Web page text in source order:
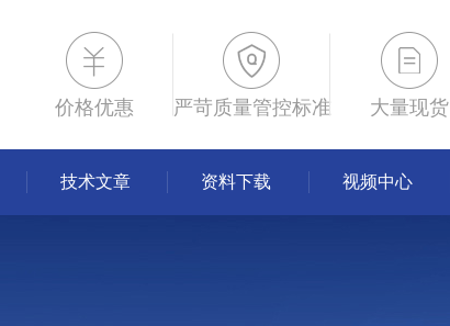
价格优惠 严苛质量管控标准 大量现货
技术文章 资料下载 视频中心